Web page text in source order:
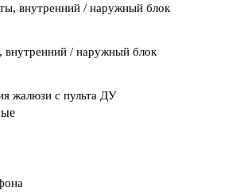
внутренний / наружный блок
внутренний / наружный блок
жалюзи с пульта ДУ